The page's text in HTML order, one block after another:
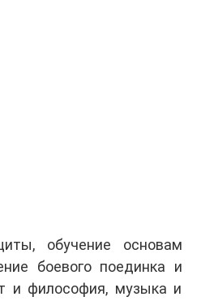
обучение основам
боевого поединка и
и философия, музыка и